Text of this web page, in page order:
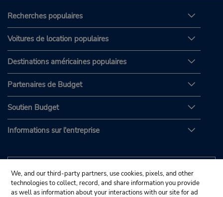
Recherches populaires
Voitures de location populaires
Destinations américaines populaires
Partenaires de Budget
Soutien Budget
Informations sur l'entreprise
We, and our third-party partners, use cookies, pixels, and other
technologies to collect, record, and share information you provide
as well as information about your interactions with our site for ad